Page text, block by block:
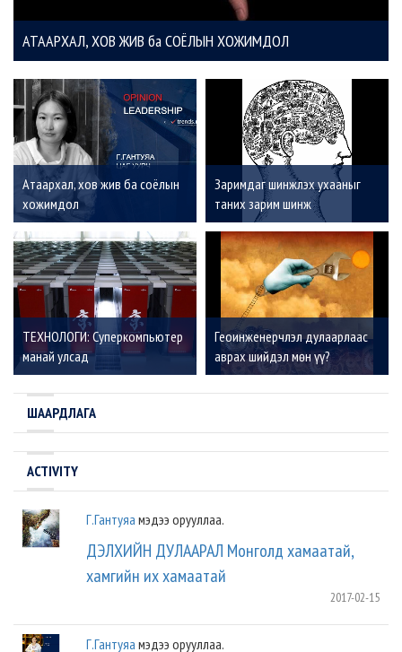
АТААРХАЛ, ХОВ ЖИВ ба СОЁЛЫН ХОЖИМДОЛ
Атаархал, хов жив ба соёлын
хожимдол
Заримдаг шинжлэх ухааныг
таних зарим шинж
ТЕХНОЛОГИ: Суперкомпьютер
манай улсад
Геоинженерчлэл дулаарлаас
аврах шийдэл мөн үү?
ШААРДЛАГА
ACTIVITY
Г.Гантуяа мэдээ орууллаа.
ДЭЛХИЙН ДУЛААРАЛ Монголд хамаатай,
хамгийн их хамаатай
2017-02-15
Г.Гантуяа мэдээ орууллаа.